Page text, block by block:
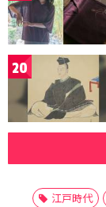
20
江戸時代